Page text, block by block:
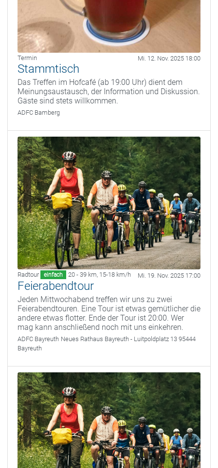
Termin Mi. 12. Nov. 2025 18:00
Stammtisch
Das Treffen im Hofcafé (ab 19:00 Uhr) dient dem
Meinungsaustausch, der Information und Diskussion.
Gäste sind stets willkommen.
ADFC Bamberg
Radtour einfach 20 - 39 km, 15-18 km/h Mi. 19. Nov. 2025 17:00
Feierabendtour
Jeden Mittwochabend treffen wir uns zu zwei
Feierabendtouren. Eine Tour ist etwas gemütlicher die
andere etwas flotter. Ende der Tour ist 20:00. Wer
mag kann anschließend noch mit uns einkehren.
ADFC Bayreuth Neues Rathaus Bayreuth - Luitpoldplatz 13 95444
Bayreuth